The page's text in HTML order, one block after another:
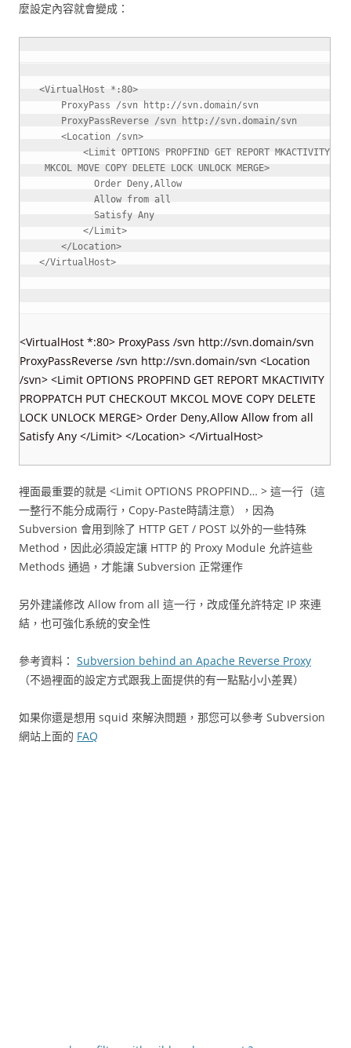
麼設定內容就會變成：
<VirtualHost *:80>
    ProxyPass /svn http://svn.domain/svn
    ProxyPassReverse /svn http://svn.domain/svn
<Location /svn>
<Limit OPTIONS PROPFIND GET REPORT MKACTIVITY
MKCOL MOVE COPY DELETE LOCK UNLOCK MERGE>
          Order Deny,Allow
          Allow from all
          Satisfy Any
</Limit>
</Location>
</VirtualHost>
<VirtualHost *:80> ProxyPass /svn http://svn.domain/svn
ProxyPassReverse /svn http://svn.domain/svn <Location
/svn> <Limit OPTIONS PROPFIND GET REPORT MKACTIVITY
PROPPATCH PUT CHECKOUT MKCOL MOVE COPY DELETE
LOCK UNLOCK MERGE> Order Deny,Allow Allow from all
Satisfy Any </Limit> </Location> </VirtualHost>
裡面最重要的就是 <Limit OPTIONS PROPFIND… > 這一行（這
一整行不能分成兩行，Copy-Paste時請注意），因為
Subversion 會用到除了 HTTP GET / POST 以外的一些特殊
Method，因此必須設定讓 HTTP 的 Proxy Module 允許這些
Methods 通過，才能讓 Subversion 正常運作
另外建議修改 Allow from all 這一行，改成僅允許特定 IP 來連
結，也可強化系統的安全性
參考資料： Subversion behind an Apache Reverse Proxy
（不過裡面的設定方式跟我上面提供的有一點點小小差異）
如果你還是想用 squid 來解決問題，那您可以參考 Subversion
網站上面的 FAQ